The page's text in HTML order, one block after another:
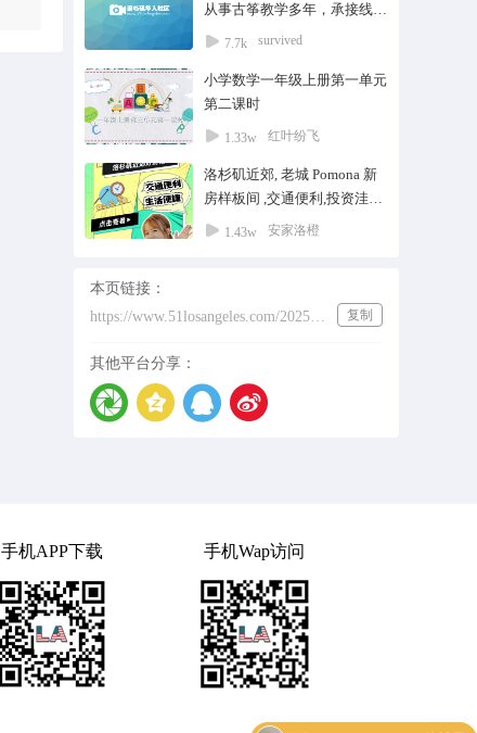
从事古筝教学多年，承接线上
1对1古筝教学，考级曲目、流
意请微信联系。 电话：（
86）17753104395 邮箱：
3501442976@qq.com 微信：
7.7k survived
小学数学一年级上册第一单元
第二课时
1.33w 红叶纷飞
洛杉矶近郊, 老城 Pomona 新
房样板间 ,交通便利,投资洼地,
低买高卖
1.43w 安家洛橙
本页链接：
https://www.51losangeles.com/202531989
复制
其他平台分享：
手机APP下载 手机Wap访问